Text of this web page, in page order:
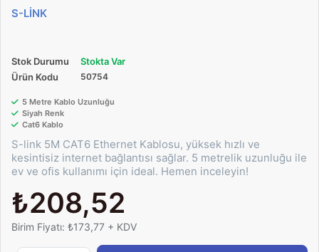
S-LİNK
Stok Durumu
Stokta Var
Ürün Kodu
50754
5 Metre Kablo Uzunluğu
Siyah Renk
Cat6 Kablo
S-link 5M CAT6 Ethernet Kablosu, yüksek hızlı ve
kesintisiz internet bağlantısı sağlar. 5 metrelik uzunluğu ile
ev ve ofis kullanımı için ideal. Hemen inceleyin!
₺208,52
Birim Fiyatı: ₺173,77 + KDV